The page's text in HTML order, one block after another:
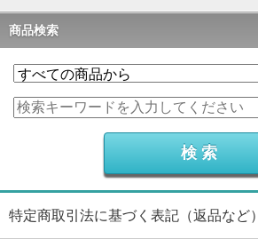
商品検索
特定商取引法に基づく表記（返品など）